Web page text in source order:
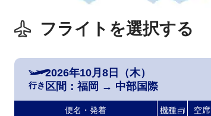
フライトを選択する
行き
2026年10月8日（木）
区間： 福岡 → 中部国際
便名・発着 機種 空席
ORC運航 ANA4656
07:20
福岡
08:45
中部国際
DH4